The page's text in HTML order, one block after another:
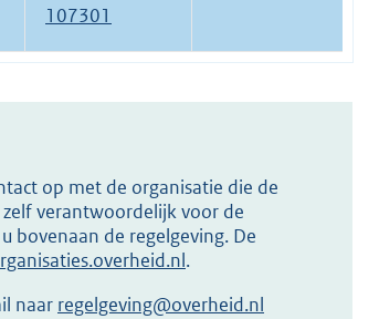
107301
op met de organisatie die de
verantwoordelijk voor de
bovenaan de regelgeving. De
.
naar regelgeving@overheid.nl